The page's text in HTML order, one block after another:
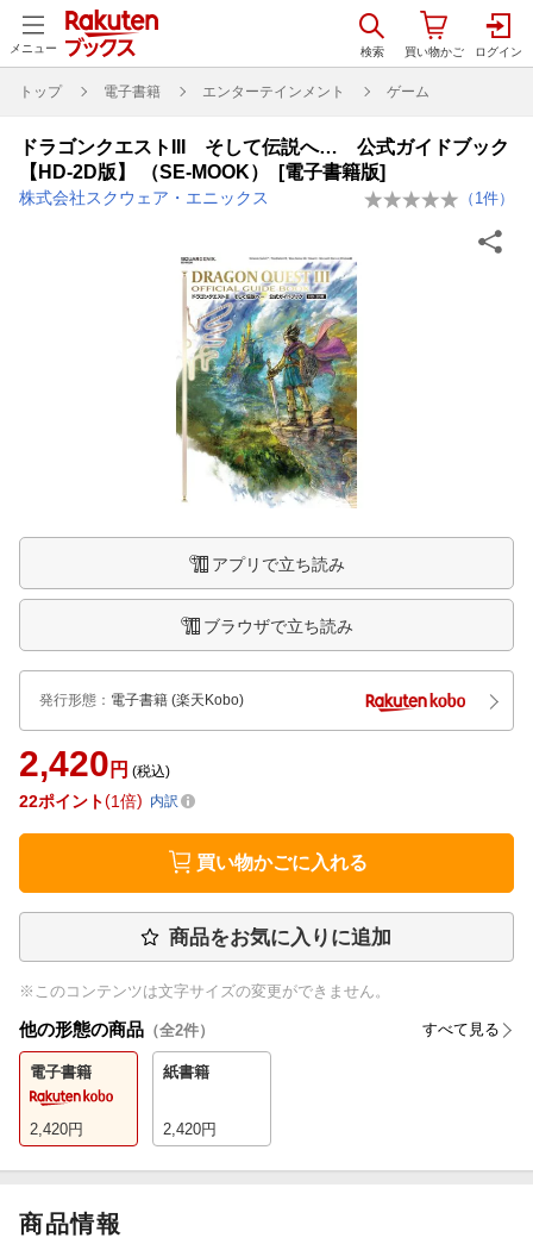
メニュー
トップ 電子書籍 エンターテインメント ゲーム
ドラゴンクエストIII そして伝説へ… 公式ガイドブック
【HD-2D版】 （SE-MOOK） [電子書籍版]
株式会社スクウェア・エニックス （ 1件）
アプリで立ち読み
ブラウザで立ち読み
発行形態 ： 電子書籍 (楽天Kobo)
2,420 円 (税込)
22ポイント 1倍 内訳
買い物かごに入れる
商品をお気に入りに追加
※このコンテンツは文字サイズの変更ができません。
他の形態の商品 （全2件） すべて見る
電子書籍
2,420円
紙書籍
2,420円
商品情報